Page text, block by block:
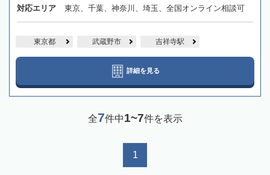
対応エリア 東京、千葉、神奈川、埼玉、全国オンライン相談可
東京都 武蔵野市 吉祥寺駅
詳細を見る
全7件中1~7件を表示
1